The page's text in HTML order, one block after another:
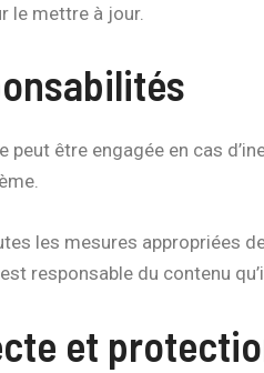
le mettre à jour.
peut être engagée en cas
les mesures appropriées
responsable du contenu
et